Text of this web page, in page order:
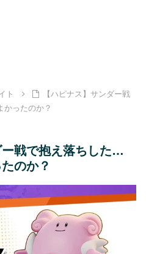
ト
【ハピナス】サンダー戦
ったのか？
ー戦で抱え落ちした…
のか？